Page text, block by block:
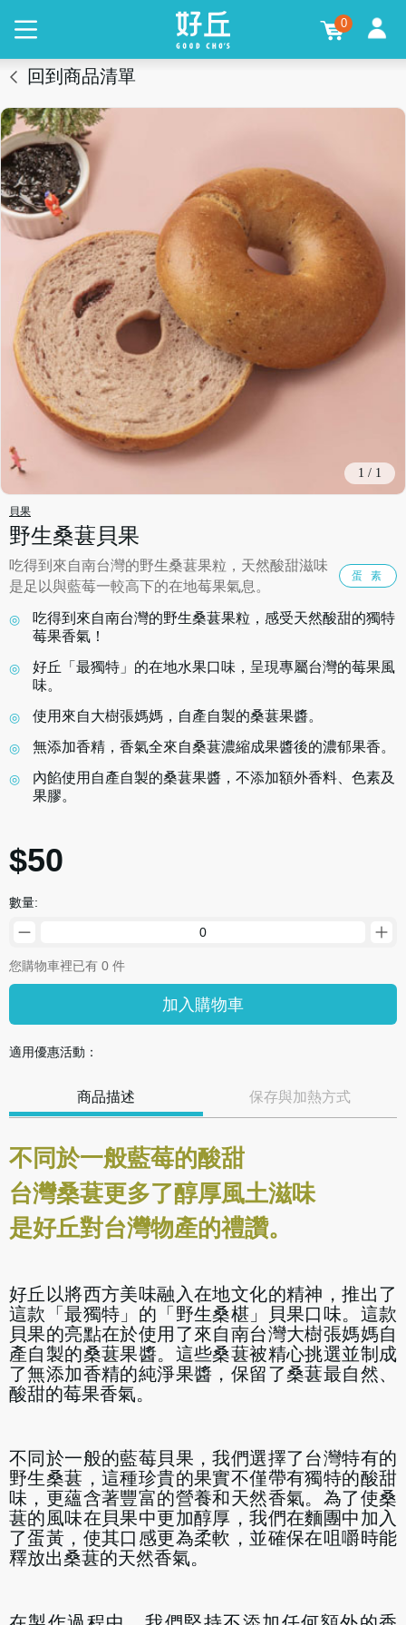
0
回到商品清單
1 / 1
貝果
野生桑葚貝果
吃得到來自南台灣的野生桑葚果粒，天然酸甜滋味
是足以與藍莓一較高下的在地莓果氣息。
蛋 素
吃得到來自南台灣的野生桑葚果粒，感受天然酸甜的獨特
莓果香氣！
好丘「最獨特」的在地水果口味，呈現專屬台灣的莓果風
味。
使用來自大樹張媽媽，自產自製的桑葚果醬。
無添加香精，香氣全來自桑葚濃縮成果醬後的濃郁果香。
內餡使用自產自製的桑葚果醬，不添加額外香料、色素及
果膠。
$50
數量:
您購物車裡已有 0 件
加入購物車
適用優惠活動：
商品描述 保存與加熱方式
不同於一般藍莓的酸甜
台灣桑葚更多了醇厚風土滋味
是好丘對台灣物產的禮讚。
好丘以將西方美味融入在地文化的精神，推出了
這款「最獨特」的「野生桑椹」貝果口味。這款
貝果的亮點在於使用了來自南台灣大樹張媽媽自
產自製的桑葚果醬。這些桑葚被精心挑選並制成
了無添加香精的純淨果醬，保留了桑葚最自然、
酸甜的莓果香氣。
不同於一般的藍莓貝果，我們選擇了台灣特有的
野生桑葚，這種珍貴的果實不僅帶有獨特的酸甜
味，更蘊含著豐富的營養和天然香氣。為了使桑
葚的風味在貝果中更加醇厚，我們在麵團中加入
了蛋黃，使其口感更為柔軟，並確保在咀嚼時能
釋放出桑葚的天然香氣。